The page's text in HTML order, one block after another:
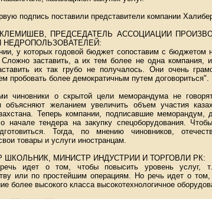
подпись поставили представители компании
ПРЕДСЕДАТЕЛЬ АССОЦИАЦИИ
НЕДРОПОЛЬЗОВАТЕЛЕЙ:
у которых годовой бюджет сопоставим с бюджетом
Сложно заставить, а их тем более не одна компания,
их так грубо не получалось. Они очень
пробовать более демократичным путем договориться".
чиновники о скрытой цели меморандума не
объясняют желанием увеличить объем участия
Теперь компании, подписавшие меморандум,
начале тендера на закупку спецоборудования.
Тогда, по мнению чиновников,
товары и услуги иностранцам.
ШКОЛЬНИК, МИНИСТР ИНДУСТРИИ И ТОРГОВЛИ РК:
идет о том, чтобы повысить уровень услуг,
или по простейшим операциям. Но речь идет о
более высокого класса высокотехнологичное